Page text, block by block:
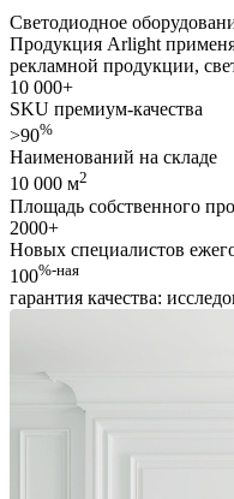
Светодиодное
Продукция Arlight
рекламной продукции,
10 000+
SKU премиум-качества
>90%
Наименований на складе
10 000 м2
Площадь собственного
2000+
Новых специалистов
100%-ная
гарантия качества: